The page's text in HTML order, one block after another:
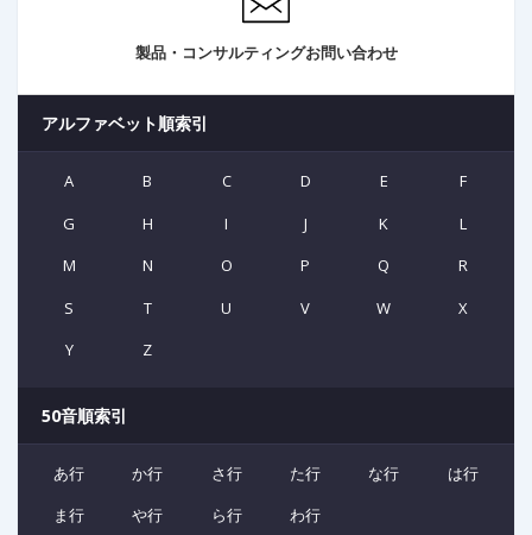
製品・コンサルティングお問い合わせ
アルファベット順索引
A B C D E
F
G
H I J K
L
M
N O P Q
R
S
T U V W
X
Y
Z
50音順索引
あ行 か行 さ行 た行 な行
は行
ま行
や行 ら行 わ行